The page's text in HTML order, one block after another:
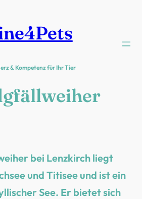
& Kompetenz für Ihr Tier
bei Lenzkirch liegt
und Titisee und ist ein
See. Er bietet sich